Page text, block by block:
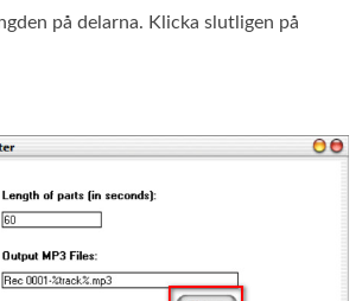
på delarna. Klicka slutligen på